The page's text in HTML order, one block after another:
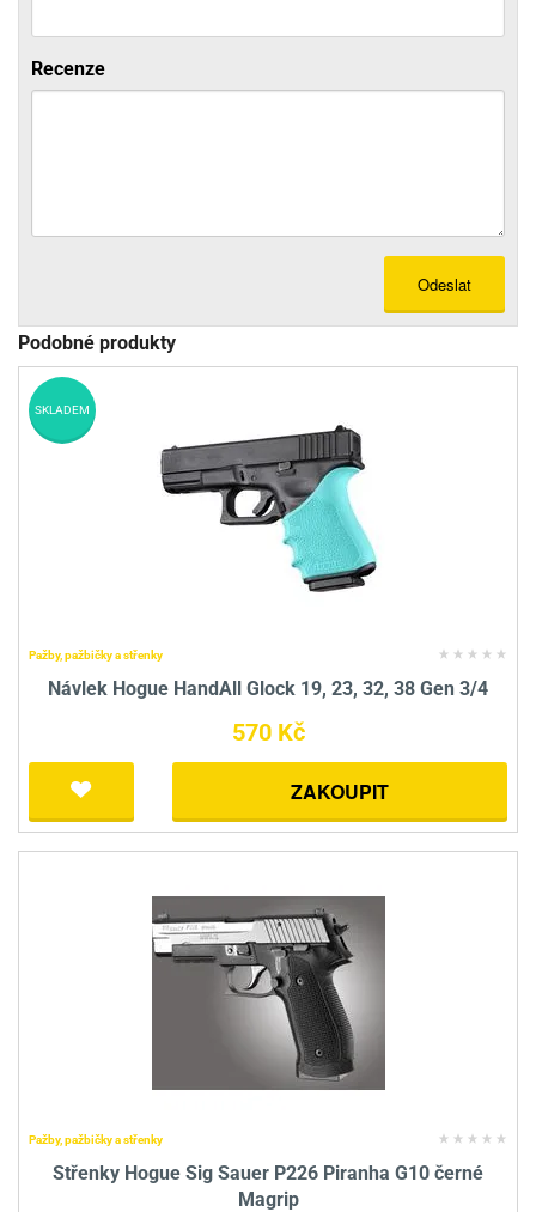
Recenze
Odeslat
Podobné produkty
Pažby, pažbičky a střenky
Návlek Hogue HandAll Glock 19, 23, 32, 38 Gen 3/4
570 Kč
ZAKOUPIT
SKLADEM
Pažby, pažbičky a střenky
Střenky Hogue Sig Sauer P226 Piranha G10 černé
Magrip